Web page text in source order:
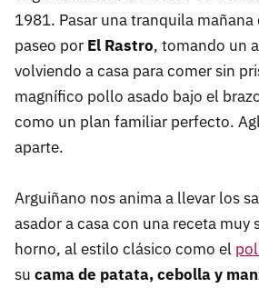
1981. Pasar una tranquila
paseo por El Rastro, tomando un
volviendo a casa para comer sin
magnífico pollo asado bajo el
como un plan familiar perfecto.
aparte.
Arguiñano nos anima a llevar los
asador a casa con una receta muy
horno, al estilo clásico como el
su cama de patata, cebolla y